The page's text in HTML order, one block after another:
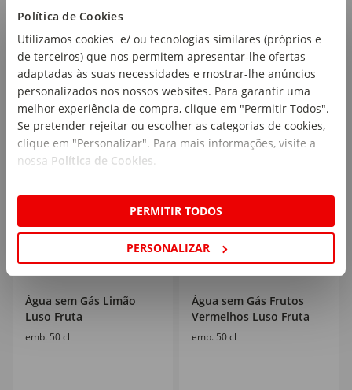
Política de Cookies
Utilizamos cookies e/ ou tecnologias similares (próprios e
de terceiros) que nos permitem apresentar-lhe ofertas
adaptadas às suas necessidades e mostrar-lhe anúncios
personalizados nos nossos websites. Para garantir uma
melhor experiência de compra, clique em "Permitir Todos".
Se pretender rejeitar ou escolher as categorias de cookies,
clique em "Personalizar". Para mais informações, visite a
nossa Política de Cookies.
PERMITIR TODOS
PERSONALIZAR
PVPR1,99€
1
1,59€/lt
+ 0,10€ depósito
PVPR1,99€
1
1,53€/lt
+ 0,10€ depósito
Água sem Gás Limão
Luso Fruta
emb. 50 cl
Água sem Gás Frutos
Vermelhos Luso Fruta
emb. 50 cl